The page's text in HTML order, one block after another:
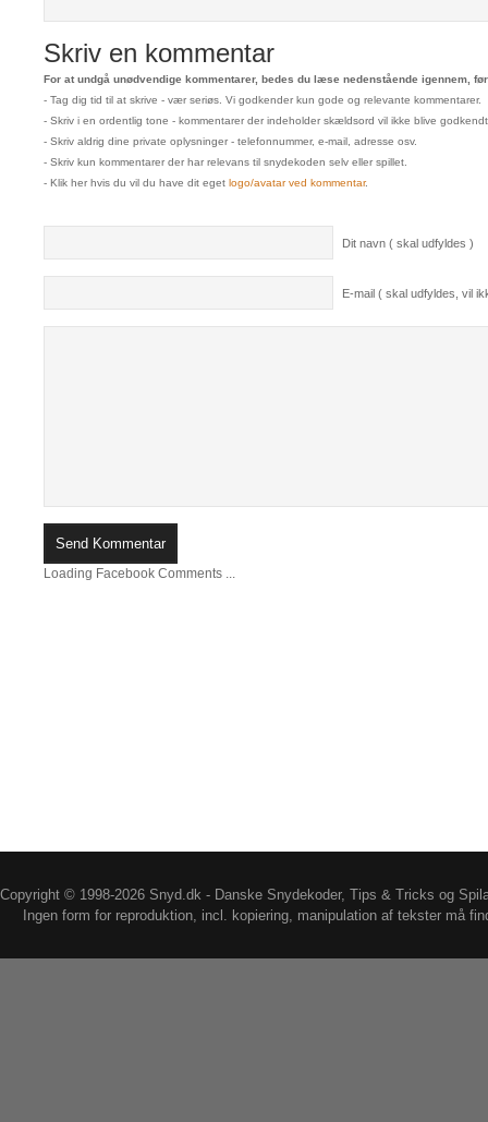
Skriv en kommentar
For at undgå unødvendige kommentarer, bedes du læse nedenstående igennem,
- Tag dig tid til at skrive - vær seriøs. Vi godkender kun gode og relevante kommentarer.
- Skriv i en ordentlig tone - kommentarer der indeholder skældsord vil ikke blive
- Skriv aldrig dine private oplysninger - telefonnummer, e-mail, adresse osv.
- Skriv kun kommentarer der har relevans til snydekoden selv eller spillet.
- Klik her hvis du vil du have dit eget logo/avatar ved kommentar.
Dit navn ( skal udfyldes )
E-mail ( skal udfyldes, vil
Loading Facebook Comments ...
Copyright © 1998-2026 Snyd.dk - Danske Snydekoder, Tips & Tricks og
Ingen form for reproduktion, incl. kopiering, manipulation af tekster må